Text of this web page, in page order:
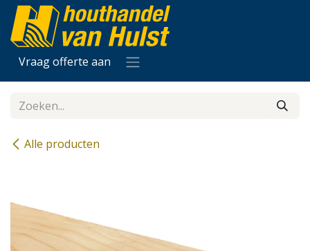
Overslaan naar inhoud
Vraag offerte aan
Alle producten